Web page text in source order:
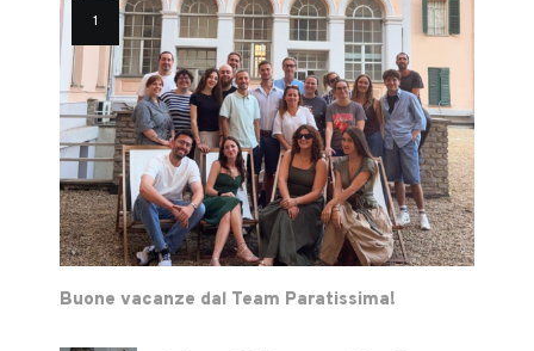
Buone vacanze dal Team Paratissima!